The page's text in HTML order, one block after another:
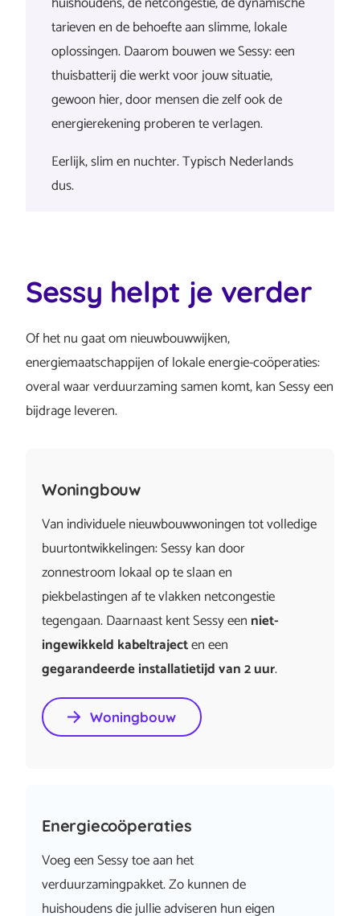
tarieven en de behoefte aan slimme, lokale
oplossingen. Daarom bouwen we Sessy: een
thuisbatterij die werkt voor jouw situatie,
gewoon hier, door mensen die zelf ook de
energierekening proberen te verlagen.
Eerlijk, slim en nuchter. Typisch Nederlands
dus.
Sessy helpt je verder
Of het nu gaat om nieuwbouwwijken,
energiemaatschappijen of lokale energie-coöperaties:
overal waar verduurzaming samen komt, kan Sessy een
bijdrage leveren.
Woningbouw
Van individuele nieuwbouwwoningen tot volledige
buurtontwikkelingen: Sessy kan door
zonnestroom lokaal op te slaan en
piekbelastingen af te vlakken netcongestie
tegengaan. Daarnaast kent Sessy een niet-
ingewikkeld kabeltrajecten een
gegarandeerde installatietijd van 2 uur.
Woningbouw
Energiecoöperaties
Voeg een Sessy toe aan het
verduurzamingpakket. Zo kunnen de
huishoudens die jullie adviseren hun eigen